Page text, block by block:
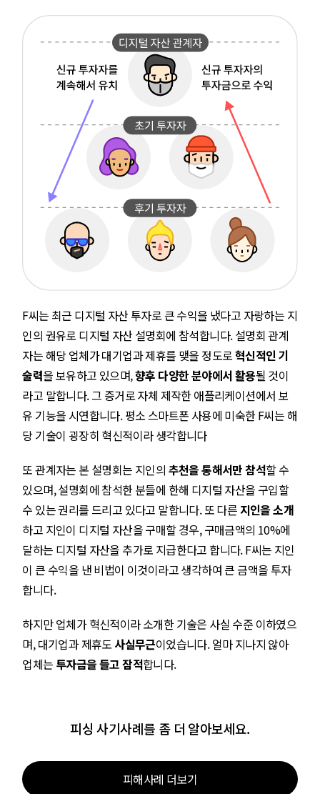
F씨는 최근 디지털 자산 투자로 큰 수익을 냈다고 자랑하는 지
인의 권유로 디지털 자산 설명회에 참석합니다. 설명회 관계
자는 해당 업체가 대기업과 제휴를 맺을 정도로혁신적인 기
술력을 보유하고 있으며,향후 다양한 분야에서 활용될 것이
라고 말합니다. 그 증거로 자체 제작한 애플리케이션에서 보
유 기능을 시연합니다. 평소 스마트폰 사용에 미숙한 F씨는 해
당 기술이 굉장히 혁신적이라 생각합니다
또 관계자는 본 설명회는 지인의 추천을 통해서만 참석할 수
있으며, 설명회에 참석한 분들에 한해 디지털 자산을 구입할
수 있는 권리를 드리고 있다고 말합니다. 또 다른지인을 소개
하고 지인이 디지털 자산을 구매할 경우, 구매금액의 10%에
달하는 디지털 자산을 추가로 지급한다고 합니다. F씨는 지인
이 큰 수익을 낸 비법이 이것이라고 생각하여 큰 금액을 투자
합니다.
하지만 업체가 혁신적이라 소개한 기술은 사실 수준 이하였으
며, 대기업과 제휴도 사실무근이었습니다. 얼마 지나지 않아
업체는 투자금을 들고 잠적합니다.
피싱 사기사례를 좀 더 알아보세요.
피해사례 더보기